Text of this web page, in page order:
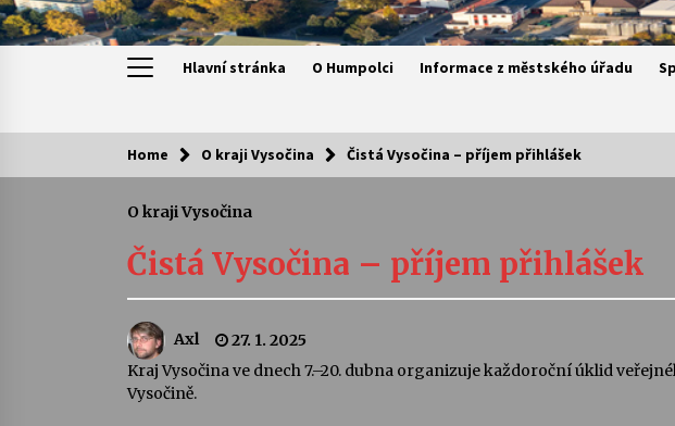
Hlavní stránka O Humpolci Informace z městského úřadu
Kam za kulturou?
Camerata a Sukuba Ensemble
4. 8. 2026
Pozvánka na integrační festival
Quijotova šedesátka: 28. 7.–1. 8.
2026
Home O kraji Vysočina Čistá Vysočina – příjem přihlášek
O kraji Vysočina
Čistá Vysočina – příjem přihlášek
Axl
27. 1. 2025
Kraj Vysočina ve dnech 7.–20. dubna organizuje každoroční úklid
Vysočině.